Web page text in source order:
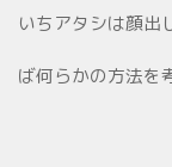
いちアタシは顔出
ば何らかの方法を